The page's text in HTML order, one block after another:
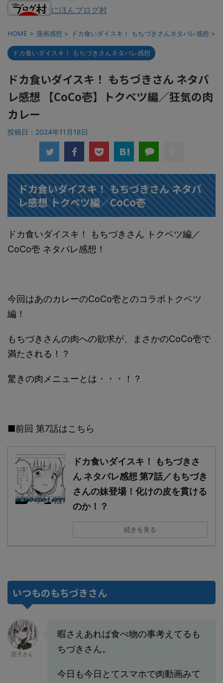
にほんブログ村
HOME > 漫画感想 > ドカ食いダイスキ！ もちづきさんネタバレ感想 >
ドカ食いダイスキ！ もちづきさんネタバレ感想
ドカ食いダイスキ！ もちづきさん ネタバ
レ感想 【CoCo壱】トクベツ編／狂気の肉
カレー
投稿日： 2024年11月18日
ドカ食いダイスキ！ もちづきさん ネタバ
レ感想 トクベツ編／CoCo壱
ドカ食いダイスキ！ もちづきさん トクベツ編／
CoCo壱 ネタバレ感想！
今回はあのカレーのCoCo壱とのコラボトクベツ
編！
もちづきさんの肉への欲求が、まさかのCoCo壱で
満たされる！？
驚きの肉メニューとは・・・！？
■前回 第7話はこちら
ドカ食いダイスキ！ もちづきさ
ん ネタバレ感想 第7話／もちづき
さんの妹登場！化けの皮を貫ける
のか！？
続きを見る
いつものもちづきさん
読子さん
暇さえあれば食べ物の事考えてるも
ちづきさん。
今日も今日とてスマホで肉動画みて